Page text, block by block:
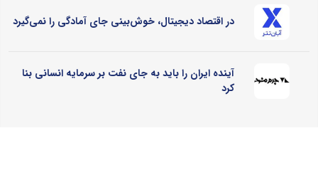
در اقتصاد دیجیتال، خوش‌بینی جای آمادگی را نمی‌گیرد
آینده ایران را باید به جای نفت بر سرمایه انسانی بنا
کرد